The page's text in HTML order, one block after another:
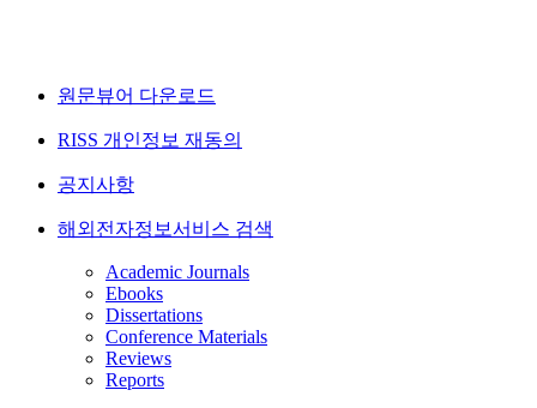
원문뷰어 다운로드
RISS 개인정보 재동의
공지사항
해외전자정보서비스 검색
Academic Journals
Ebooks
Dissertations
Conference Materials
Reviews
Reports